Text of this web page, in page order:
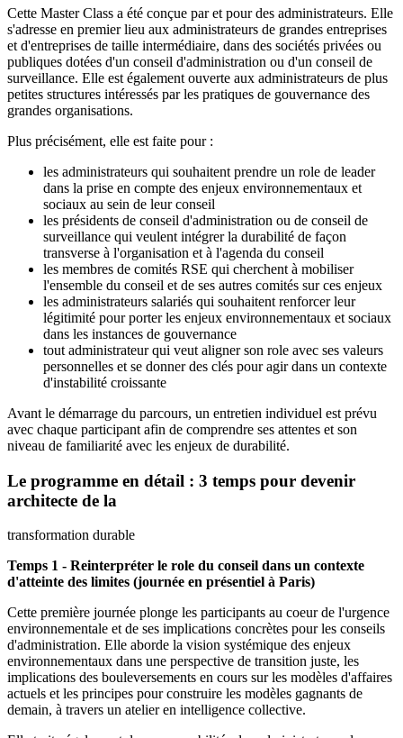
Cette Master Class a été conçue par et pour des administrateurs. Elle
s'adresse en premier lieu aux administrateurs de grandes entreprises
et d'entreprises de taille intermédiaire, dans des sociétés privées ou
publiques dotées d'un conseil d'administration ou d'un conseil de
surveillance. Elle est également ouverte aux administrateurs de plus
petites structures intéressés par les pratiques de gouvernance des
grandes organisations.
Plus précisément, elle est faite pour :
les administrateurs qui souhaitent prendre un role de leader
dans la prise en compte des enjeux environnementaux et
sociaux au sein de leur conseil
les présidents de conseil d'administration ou de conseil de
surveillance qui veulent intégrer la durabilité de façon
transverse à l'organisation et à l'agenda du conseil
les membres de comités RSE qui cherchent à mobiliser
l'ensemble du conseil et de ses autres comités sur ces enjeux
les administrateurs salariés qui souhaitent renforcer leur
légitimité pour porter les enjeux environnementaux et sociaux
dans les instances de gouvernance
tout administrateur qui veut aligner son role avec ses valeurs
personnelles et se donner des clés pour agir dans un contexte
d'instabilité croissante
Avant le démarrage du parcours, un entretien individuel est prévu
avec chaque participant afin de comprendre ses attentes et son
niveau de familiarité avec les enjeux de durabilité.
Le programme en détail : 3 temps pour devenir
architecte de la
transformation durable
Temps 1 - Reinterpréter le role du conseil dans un contexte
d'atteinte des limites (journée en présentiel à Paris)
Cette première journée plonge les participants au coeur de l'urgence
environnementale et de ses implications concrètes pour les conseils
d'administration. Elle aborde la vision systémique des enjeux
environnementaux dans une perspective de transition juste, les
implications des bouleversements en cours sur les modèles d'affaires
actuels et les principes pour construire les modèles gagnants de
demain, à travers un atelier en intelligence collective.